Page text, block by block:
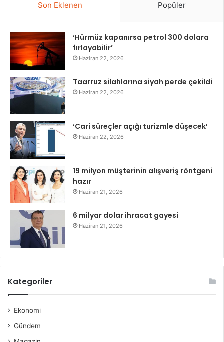
Son Eklenen Popüler
‘Hürmüz kapanırsa petrol 300 dolara
fırlayabilir’
Haziran 22, 2026
Taarruz silahlarına siyah perde çekildi
Haziran 22, 2026
‘Cari süreçler açığı turizmle düşecek’
Haziran 22, 2026
19 milyon müşterinin alışveriş röntgeni
hazır
Haziran 21, 2026
6 milyar dolar ihracat gayesi
Haziran 21, 2026
Kategoriler
Ekonomi
Gündem